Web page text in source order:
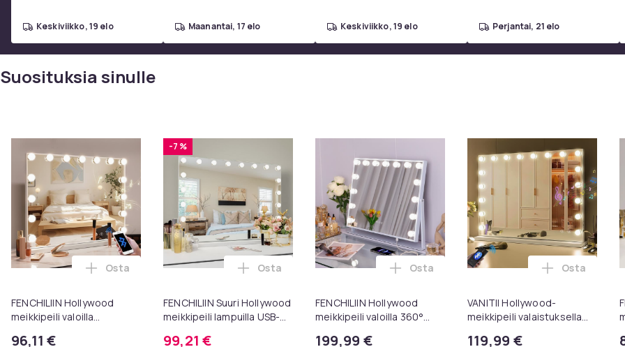
keskiviikko, 19 elo maanantai, 17 elo keskiviikko, 19 elo perjantai, 21 elo
Suosituksia sinulle
FENCHILIIN Hollywood
meikkipeili valoilla
96,11 €
Lisää FENCHILIIN Hollywood meikkipeili valoilla Bluetooth pöytälevy seinäteline valkoinen 58 x 46 cm
Osta
-7 %
FENCHILIIN Suuri Hollywood
meikkipeili lampuilla USB-
99,21 €
Lisää FENCHILIIN Suuri Hollywood meikkipeili lampuilla USB-pöytälevy
Osta
FENCHILIIN Hollywood
meikkipeili valoilla 360°
199,99 €
Lisää FENCHILIIN Hollywood meikkipeili
Osta
VANITII Hollywood-
meikkipeili valaistuksella
119,99 €
Lisää
Osta